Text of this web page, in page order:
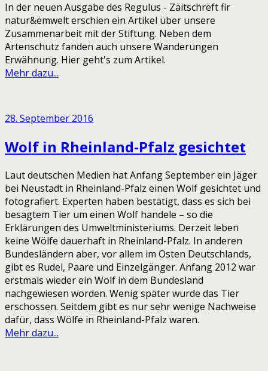
In der neuen Ausgabe des Regulus - Zäitschrëft fir
natur&ëmwelt erschien ein Artikel über unsere
Zusammenarbeit mit der Stiftung. Neben dem
Artenschutz fanden auch unsere Wanderungen
Erwähnung. Hier geht's zum Artikel.
Mehr dazu...
28. September 2016
Wolf in Rheinland-Pfalz gesichtet
Laut deutschen Medien hat Anfang September ein Jäger
bei Neustadt in Rheinland-Pfalz einen Wolf gesichtet und
fotografiert. Experten haben bestätigt, dass es sich bei
besagtem Tier um einen Wolf handele – so die
Erklärungen des Umweltministeriums. Derzeit leben
keine Wölfe dauerhaft in Rheinland-Pfalz. In anderen
Bundesländern aber, vor allem im Osten Deutschlands,
gibt es Rudel, Paare und Einzelgänger. Anfang 2012 war
erstmals wieder ein Wolf in dem Bundesland
nachgewiesen worden. Wenig später wurde das Tier
erschossen. Seitdem gibt es nur sehr wenige Nachweise
dafür, dass Wölfe in Rheinland-Pfalz waren.
Mehr dazu...